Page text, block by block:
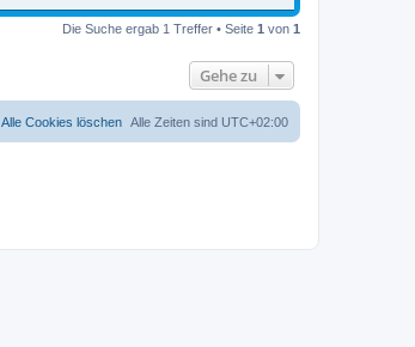
Die Suche ergab 1 Treffer • Seite 1 von 1
Gehe zu
Alle Zeiten sind UTC+02:00
Alle Cookies löschen